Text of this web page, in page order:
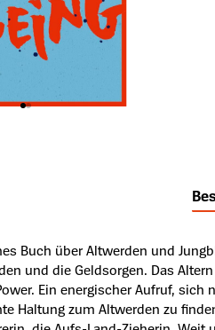
Buch über Altwerden und
und die Geldsorgen. Das
Ein energischer Aufruf,
Haltung zum Altwerden zu